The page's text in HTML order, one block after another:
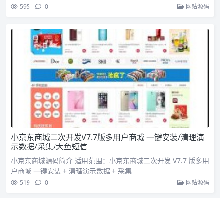
595 0 网站源码
小京东商城二次开发V7.7版多用户商城 一键安装/清理演
示数据/采集/大鱼短信
小京东商城源码简介 适用范围：小京东商城二次开发 V7.7 版多用
户商城 一键安装 + 清理演示数据 + 采集…
519 0 网站源码